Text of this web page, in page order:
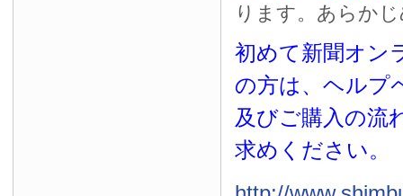
ります。あらか
初めて新聞オン
の方は、ヘルプ
及びご購入の流
求めください。